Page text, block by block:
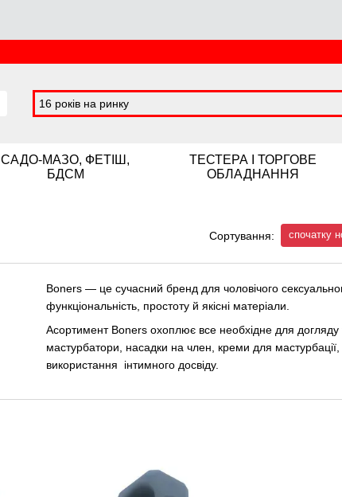
16 років на ринку
САДО-МАЗО, ФЕТІШ,
БДСМ
ТЕСТЕРА І ТОРГОВЕ
ОБЛАДНАННЯ
Сортування: спочатку
Boners — це сучасний бренд для чоловічого
функціональність, простоту й якісні матеріали.
Асортимент Boners охоплює все необхідне для догляду
мастурбатори, насадки на член, креми для
використання інтимного досвіду.